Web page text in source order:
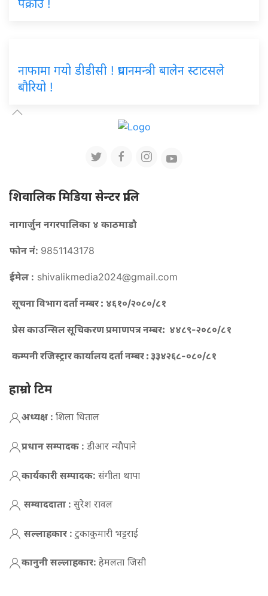
पक्राउ !
नाफामा गयो डीडीसी ! प्रधानमन्त्री बालेन स्टाटसले
बौरियो !
शिवालिक मिडिया सेन्टर प्रालि
नागार्जुन नगरपालिका ४ काठमाडौ
फोन नं: 9851143178
ईमेल : shivalikmedia2024@gmail.com
सूचना विभाग दर्ता नम्बर : ४६१०/२०८०/८१
प्रेस काउन्सिल सूचिकरण प्रमाणपत्र नम्बर: ४४८९-२०८०/८१
कम्पनी रजिस्ट्रार कार्यालय दर्ता नम्बर : ३३४२६८-०८०/८१
हाम्रो टिम
अध्यक्ष : शिला धिताल
प्रधान सम्पादक : डीआर न्याैपाने
कार्यकारी सम्पादक: संगीता थापा
सम्वाददाता : सुरेश रावल
सल्लाहकार : टुकाकुमारी भट्टराई
कानुनी सल्लाहकार: हेमलता जिसी